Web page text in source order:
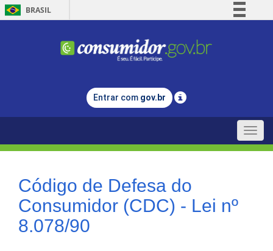
BRASIL
Comunica BR
Legislação
Entrar com gov.br
Toggle
Código de Defesa do
Consumidor (CDC) - Lei nº
8.078/90